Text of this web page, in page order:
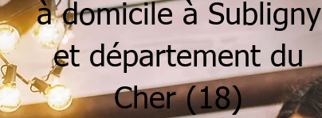
à domicile à Subligny
et département du
Cher (18)